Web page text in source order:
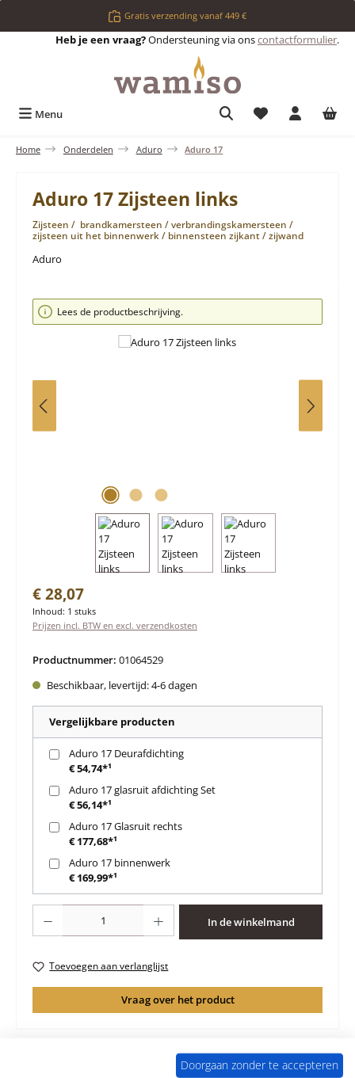
Ga naar de hoofdinhoudGratis verzending vanaf 449 €
Heb je een vraag?Ondersteuning via onscontactformulier.
Menu Je hebt 0 items
Home Onderdelen Aduro Aduro 17
Aduro 17 Zijsteen links
Zijsteen / brandkamersteen / verbrandingskamersteen /
zijsteen uit het binnenwerk / binnensteen zijkant / zijwand
Aduro
Afbeeldingengalerij overslaan
Lees de productbeschrijving.
Normale prijs:
€ 28,07
Inhoud: 1 stuks
Prijzen incl. BTW en excl. verzendkosten
Productnummer: 01064529
Beschikbaar, levertijd: 4-6 dagen
Vergelijkbare producten
Aduro 17 Deurafdichting
€ 54,74*¹
Aduro 17 glasruit afdichting Set
€ 56,14*¹
Aduro 17 Glasruit rechts
€ 177,68*¹
Aduro 17 binnenwerk
€ 169,99*¹
In de winkelmand
Toevoegen aan verlanglijst
Vraag over het product
Doorgaan zonder te accepteren